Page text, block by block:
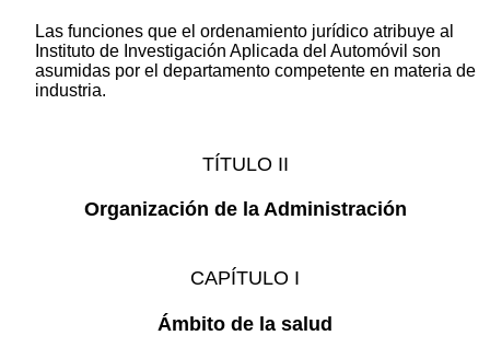
Las funciones que el ordenamiento jurídico atribuye al
Instituto de Investigación Aplicada del Automóvil son
asumidas por el departamento competente en materia de
industria.
TÍTULO II
Organización de la Administración
CAPÍTULO I
Ámbito de la salud